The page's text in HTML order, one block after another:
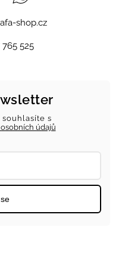
shop.cz
765 525
s
údajů